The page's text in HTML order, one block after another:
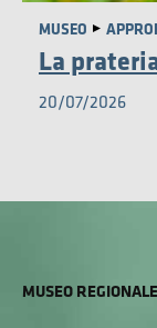
La
20/07/2026
AMBIENTE
MUSEO
MUSEO